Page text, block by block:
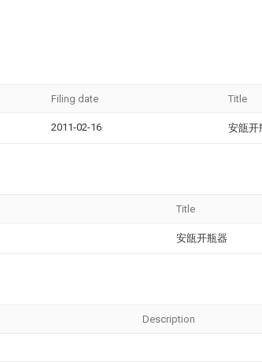
Filing date Title
2011-02-16 安瓿开
Title
安瓿开瓶器
Description